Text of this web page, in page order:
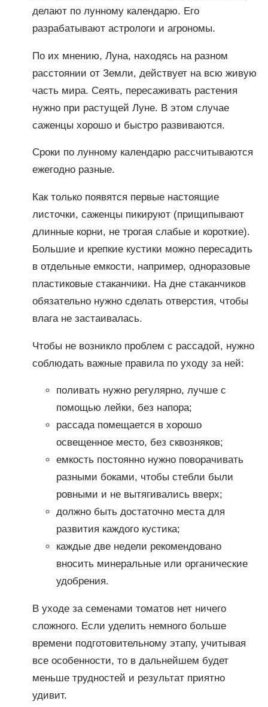
делают по лунному календарю. Его
разрабатывают астрологи и агрономы.
По их мнению, Луна, находясь на разном
расстоянии от Земли, действует на всю живую
часть мира. Сеять, пересаживать растения
нужно при растущей Луне. В этом случае
саженцы хорошо и быстро развиваются.
Сроки по лунному календарю рассчитываются
ежегодно разные.
Как только появятся первые настоящие
листочки, саженцы пикируют (прищипывают
длинные корни, не трогая слабые и короткие).
Большие и крепкие кустики можно пересадить
в отдельные емкости, например, одноразовые
пластиковые стаканчики. На дне стаканчиков
обязательно нужно сделать отверстия, чтобы
влага не застаивалась.
Чтобы не возникло проблем с рассадой, нужно
соблюдать важные правила по уходу за ней:
поливать нужно регулярно, лучше с
помощью лейки, без напора;
рассада помещается в хорошо
освещенное место, без сквозняков;
емкость постоянно нужно поворачивать
разными боками, чтобы стебли были
ровными и не вытягивались вверх;
должно быть достаточно места для
развития каждого кустика;
каждые две недели рекомендовано
вносить минеральные или органические
удобрения.
В уходе за семенами томатов нет ничего
сложного. Если уделить немного больше
времени подготовительному этапу, учитывая
все особенности, то в дальнейшем будет
меньше трудностей и результат приятно
удивит.